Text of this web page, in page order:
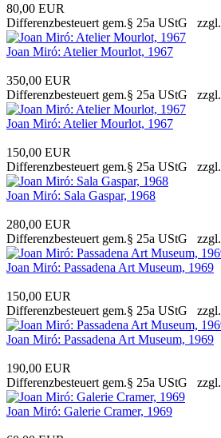
80,00 EUR
Differenzbesteuert gem.§ 25a UStG zzgl.
Joan Miró: Atelier Mourlot, 1967
350,00 EUR
Differenzbesteuert gem.§ 25a UStG zzgl.
Joan Miró: Atelier Mourlot, 1967
150,00 EUR
Differenzbesteuert gem.§ 25a UStG zzgl.
Joan Miró: Sala Gaspar, 1968
280,00 EUR
Differenzbesteuert gem.§ 25a UStG zzgl.
Joan Miró: Passadena Art Museum, 1969
150,00 EUR
Differenzbesteuert gem.§ 25a UStG zzgl.
Joan Miró: Passadena Art Museum, 1969
190,00 EUR
Differenzbesteuert gem.§ 25a UStG zzgl.
Joan Miró: Galerie Cramer, 1969